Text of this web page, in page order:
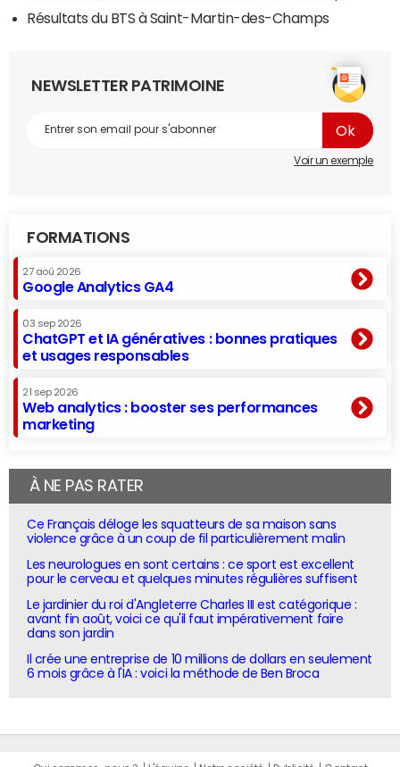
Résultats du BTS à Saint-Martin-des-Champs
NEWSLETTER PATRIMOINE
Voir un exemple
FORMATIONS
27 aoû 2026
Google Analytics GA4
03 sep 2026
ChatGPT et IA génératives : bonnes pratiques
et usages responsables
21 sep 2026
Web analytics : booster ses performances
marketing
À NE PAS RATER
Ce Français déloge les squatteurs de sa maison sans
violence grâce à un coup de fil particulièrement malin
Les neurologues en sont certains : ce sport est excellent
pour le cerveau et quelques minutes régulières suffisent
Le jardinier du roi d'Angleterre Charles III est catégorique :
avant fin août, voici ce qu'il faut impérativement faire
dans son jardin
Il crée une entreprise de 10 millions de dollars en seulement
6 mois grâce à l'IA : voici la méthode de Ben Broca